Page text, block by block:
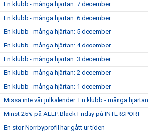
En klubb - många hjärtan: 7 december
En klubb - många hjärtan: 6 december
En klubb - många hjärtan: 5 december
En klubb - många hjärtan: 4 december
En klubb - många hjärtan: 3 december
En klubb - många hjärtan: 2 december
En klubb - många hjärtan: 1 december
Missa inte vår julkalender: En klubb - många hjärtan
Minst 25% på ALLT! Black Friday på INTERSPORT
En stor Norrbyprofil har gått ur tiden